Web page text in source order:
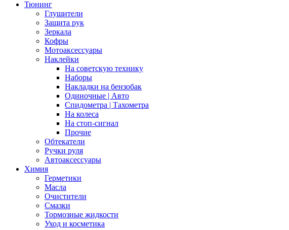
Тюнинг
Глушители
Защита рук
Зеркала
Кофры
Мотоаксессуары
Наклейки
На советскую технику
Наборы
Накладки на бензобак
Одиночные | Авто
Спидометра | Тахометра
На колеса
На стоп-сигнал
Прочие
Обтекатели
Ручки руля
Автоаксессуары
Химия
Герметики
Масла
Очистители
Смазки
Тормозные жидкости
Уход и косметика